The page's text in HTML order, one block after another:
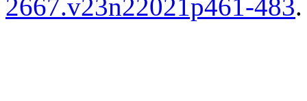
2667.v23n22021p461-483.